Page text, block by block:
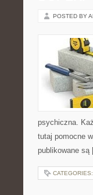
POSTED BY
psychiczna.
tutaj pomocne
publikowane
CATEGORIES: